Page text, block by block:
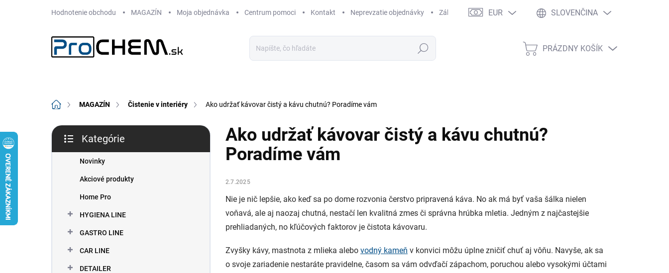
Hodnotenie obchodu MAGAZÍN Moja objednávka Centrum pomoci Kontakt Neprevzatie objednávky Zákaznícke zľavy Veľkoobchodná spolupráca Copyright
EUR SLOVENČINA
Hľadať
NÁKUPNÝ
PRÁZDNY KOŠÍK
DomovMAGAZÍN Čistenie v interiéry Ako udržať kávovar čistý a kávu chutnú? Poradíme vám
B
č
kategórie
Kategórie
Novinky
Akciové produkty
Home Pro
HYGIENA LINE
GASTRO LINE
CAR LINE
DETAILER
Ako udržať kávovar čistý a kávu chutnú?
Poradíme vám
2.7.2025
Nie je nič lepšie, ako keď sa po dome rozvonia čerstvo pripravená káva. No ak má byť vaša šálka nielen
voňavá, ale aj naozaj chutná, nestačí len kvalitná zmes či správna hrúbka mletia. Jedným z najčastejšie
prehliadaných, no kľúčových faktorov je čistota kávovaru.
Zvyšky kávy, mastnota z mlieka alebo vodný kameň v konvici môžu úplne zničiť chuť aj vôňu. Navyše, ak sa
o svoje zariadenie nestaráte pravidelne, časom sa vám odvďačí zápachom, poruchou alebo vysokými účtami